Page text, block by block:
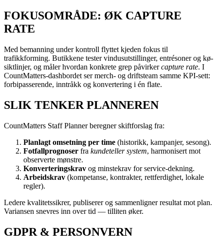
FOKUSOMRÅDE: ØK CAPTURE
RATE
Med bemanning under kontroll flyttet kjeden fokus til
trafikkforming. Butikkene tester vindusutstillinger, entrésoner og kø-
siktlinjer, og måler hvordan konkrete grep påvirkercapture rate. I
CountMatters-dashbordet ser merch- og driftsteam samme KPI-sett:
forbipasserende, inntråkk og konvertering i én flate.
SLIK TENKER PLANNEREN
CountMatters Staff Planner beregner skiftforslag fra:
Planlagt omsetning per time (historikk, kampanjer, sesong).
Fotfallprognoser fra kundeteller system, harmonisert mot
observerte mønstre.
Konverteringskrav og minstekrav for service-dekning.
Arbeidskrav (kompetanse, kontrakter, rettferdighet, lokale
regler).
Ledere kvalitetssikrer, publiserer og sammenligner resultat mot plan.
Variansen snevres inn over tid — tilliten øker.
GDPR & PERSONVERN